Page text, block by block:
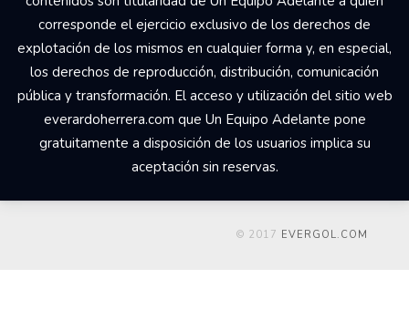
corresponde el ejercicio exclusivo de los derechos de
explotación de los mismos en cualquier forma y, en especial,
los derechos de reproducción, distribución, comunicación
pública y transformación. El acceso y utilización del sitio web
everardoherrera.com que Un Equipo Adelante pone
gratuitamente a disposición de los usuarios implica su
aceptación sin reservas.
© 2017 EVERGOL.COM